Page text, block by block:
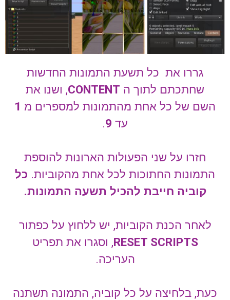
גררו את כל תשעת התמונות החדשות
שחתכתם לתוך ה CONTENT, ושנו את
השם של כל אחת מהתמונות למספרים מ 1
עד 9
.
חזרו על שני הפעולות הארונות להוספת
התמונות החתוכות לכל אחת מהקוביות. כל
קוביה חייבת להכיל תשעה התמונות.
לאחר הכנת הקוביות, יש ללחוץ על כפתור
RESET SCRIPTS, וסגרו את תפריט
העריכה.
כעת, בלחיצה על כל קוביה, התמונה תשתנה